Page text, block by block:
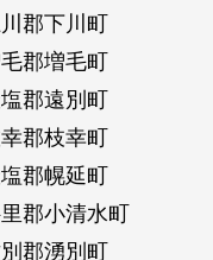
川郡下川町
郡増毛町
郡遠別町
郡枝幸町
郡幌延町
郡小清水町
郡湧別町